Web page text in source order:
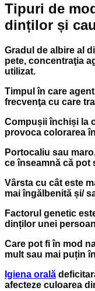
Tipuri de
dinților și
Gradul de albire al
pete, concentraţia
utilizat.
Timpul în care
frecvenţa cu care
Compușii închiși la
provoca colorarea
Portocaliu sau
ce înseamnă că pot
Vârsta cu cât este
mai îngălbenită și/
Factorul genetic
dinților unei
Care pot fi în mod
mult sau mai puțin
Igiena orală
afecteze culoarea